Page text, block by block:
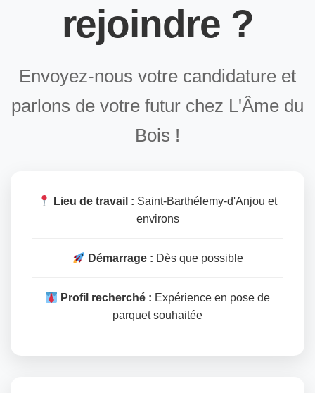
rejoindre ?
Envoyez-nous votre candidature et
parlons de votre futur chez L'Âme du
Bois !
Lieu de travail : Saint-Barthélemy-d'Anjou et
environs
Démarrage : Dès que possible
Profil recherché : Expérience en pose de
parquet souhaitée